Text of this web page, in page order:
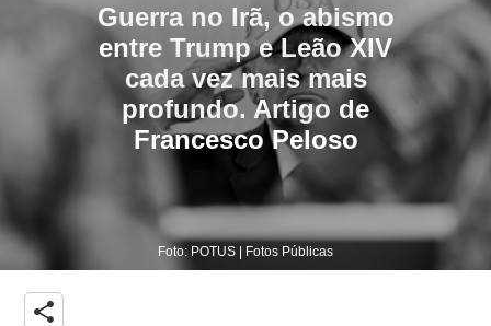
Guerra no Irã, o abismo
entre Trump e Leão XIV
cada vez mais mais
profundo. Artigo de
Francesco Peloso
Foto: POTUS | Fotos Públicas
share